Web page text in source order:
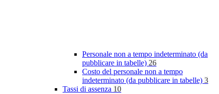
Personale non a tempo indeterminato (da
pubblicare in tabelle) 26
Costo del personale non a tempo
indeterminato (da pubblicare in tabelle) 3
Tassi di assenza 10